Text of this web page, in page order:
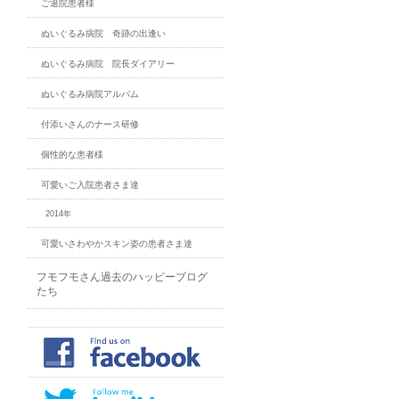
ご退院患者様
ぬいぐるみ病院 奇跡の出逢い
ぬいぐるみ病院 院長ダイアリー
ぬいぐるみ病院アルバム
付添いさんのナース研修
個性的な患者様
可愛いご入院患者さま達
2014年
可愛いさわやかスキン姿の患者さま達
フモフモさん過去のハッピーブログ
たち